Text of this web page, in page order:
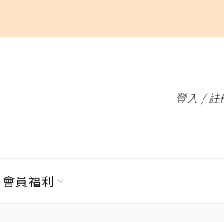
登入 / 註
會員福利